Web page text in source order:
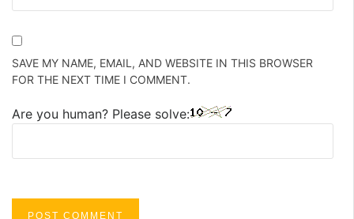
SAVE MY NAME, EMAIL, AND WEBSITE IN THIS BROWSER
FOR THE NEXT TIME I COMMENT.
Are you human? Please solve: